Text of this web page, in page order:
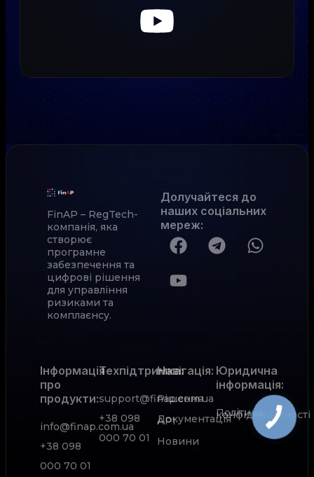
FinAP – RegTech-
компанія, яка
створює
програмне
забезпечення та
цифрові рішення
для управління
ризиками та
комплаєнсу.
Долучайтеся до
наших соціальних
мереж:
Інформація
про
продукти:
info@finap.com.ua
+38 098
000 70 01
Техпідтримка:
support@finap.com.ua
+38 098
000 70 01
Рішення
Документація
АРІ
Новини
Навігація: Юридична
інформація:
Політика
конфіденційності